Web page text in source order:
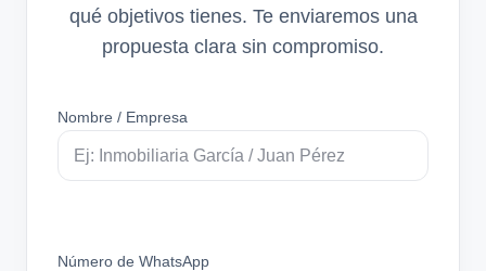
qué objetivos tienes. Te enviaremos una
propuesta clara sin compromiso.
Nombre / Empresa
Número de WhatsApp